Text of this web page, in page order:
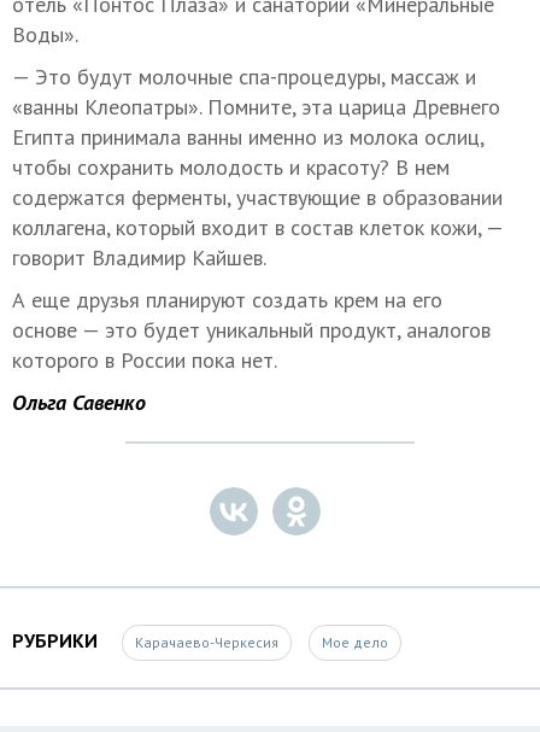
Воды».
— Это будут молочные спа-процедуры, массаж и
«ванны Клеопатры». Помните, эта царица Древнего
Египта принимала ванны именно из молока ослиц,
чтобы сохранить молодость и красоту? В нем
содержатся ферменты, участвующие в образовании
коллагена, который входит в состав клеток кожи, —
говорит Владимир Кайшев.
А еще друзья планируют создать крем на его
основе — это будет уникальный продукт, аналогов
которого в России пока нет.
Ольга Савенко
РУБРИКИ Карачаево-Черкесия Мое дело